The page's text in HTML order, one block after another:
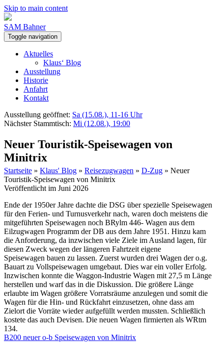
Skip to main content
SAM Bahner
Toggle navigation
Aktuelles
Klaus‘ Blog
Ausstellung
Historie
Anfahrt
Kontakt
Ausstellung geöffnet: Sa (15.08.), 11-16 Uhr
Nächster Stammtisch: Mi (12.08.), 19:00
Neuer Touristik-Speisewagen von
Minitrix
Startseite » Klaus' Blog » Reisezugwagen » D-Zug » Neuer
Touristik-Speisewagen von Minitrix
Veröffentlicht im Juni 2026
Ende der 1950er Jahre dachte die DSG über spezielle Speisewagen
für den Ferien- und Turnusverkehr nach, waren doch meistens die
mitgeführten Speisewagen noch BRylm 446- Wagen aus dem
Eilzugwagen Programm der DB aus dem Jahre 1951. Hinzu kam
die Anforderung, da inzwischen viele Ziele im Ausland lagen, für
diesen Zweck wegen der längeren Fahrtzeit eigene
Speisewagen bauen zu lassen. Zuerst wurden drei Wagen der o.g.
Bauart zu Vollspeisewagen umgebaut. Dies war ein voller Erfolg.
Inzwischen konnte die Waggon-Industrie Wagen mit 27,5 m Länge
herstellen und warf das in die Diskussion. Die größere Länge
erlaubte im Wagen größere Vorratsräume anzulegen und somit die
Wagen für die Hin- und Rückfahrt einzusetzen, ohne dass am
Zielort die Vorräte wieder aufgefüllt werden mussten. Schließlich
kostete das auch Devisen. Die neuen Wagen firmierten als WRtm
134.
B200 neuer o-b Speisewagen von Minitrix